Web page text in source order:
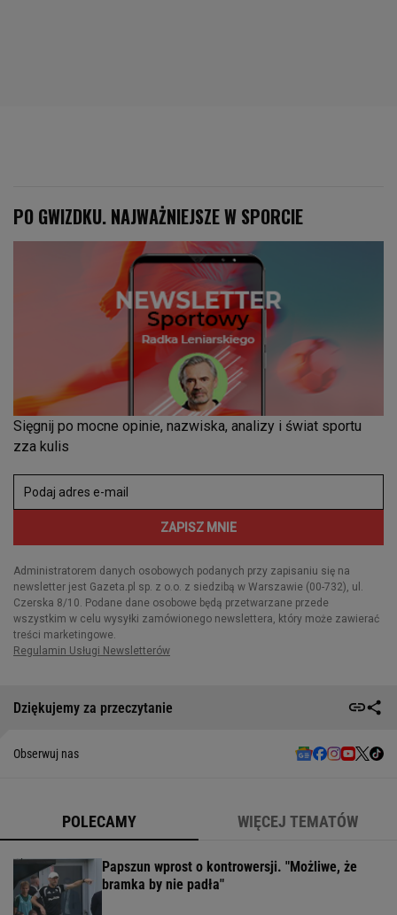
Dziękujemy za przeczytanie
Obserwuj nas
POLECAMY WIĘCEJ TEMATÓW
Papszun wprost o kontrowersji. "Możliwe, że
bramka by nie padła"